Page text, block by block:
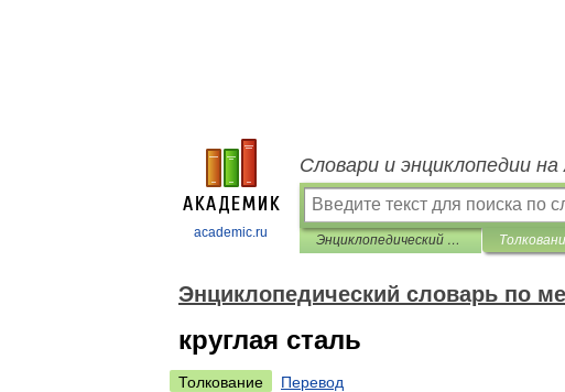
academic.ru
Словари и энциклопедии
Энциклопедический словарь по металлургии
Энциклопедический словарь по
круглая сталь
Толкование
Перевод